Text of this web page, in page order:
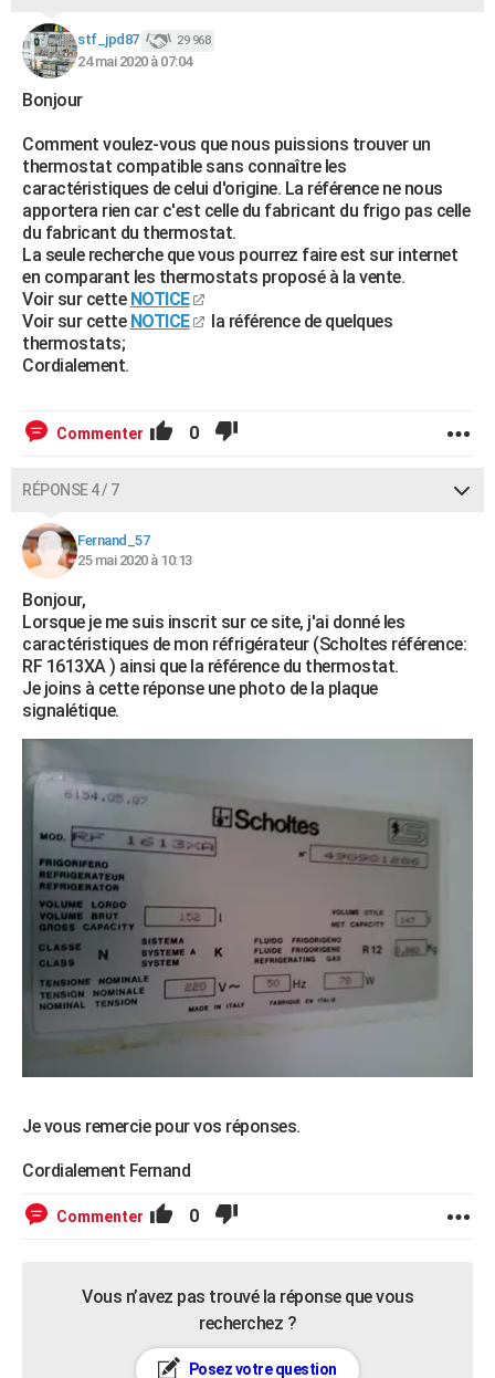
stf_jpd87 29 968
24 mai 2020 à 07:04
Bonjour
Comment voulez-vous que nous puissions trouver un
thermostat compatible sans connaître les
caractéristiques de celui d'origine. La référence ne nous
apportera rien car c'est celle du fabricant du frigo pas celle
du fabricant du thermostat.
La seule recherche que vous pourrez faire est sur internet
en comparant les thermostats proposé à la vente.
Voir sur cette NOTICE
Voir sur cette NOTICE
la référence de quelques
thermostats;
Cordialement.
Commenter 0
RÉPONSE 4 / 7
Fernand_57
25 mai 2020 à 10:13
Bonjour,
Lorsque je me suis inscrit sur ce site, j'ai donné les
caractéristiques de mon réfrigérateur (Scholtes référence:
RF 1613XA ) ainsi que la référence du thermostat.
Je joins à cette réponse une photo de la plaque
signalétique.
Je vous remercie pour vos réponses.
Cordialement Fernand
Commenter 0
Vous n’avez pas trouvé la réponse que vous
recherchez ?
Posez votre question